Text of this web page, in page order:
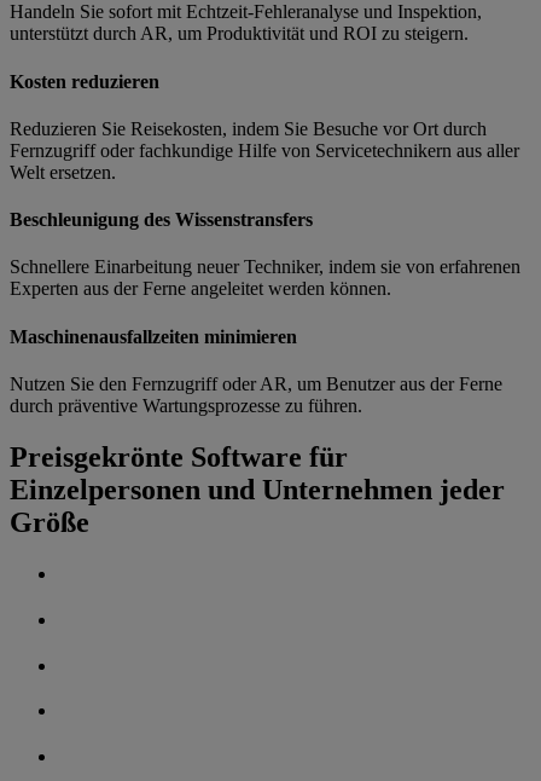
Handeln Sie sofort mit Echtzeit-Fehleranalyse und Inspektion,
unterstützt durch AR, um Produktivität und ROI zu steigern.
Kosten reduzieren
Reduzieren Sie Reisekosten, indem Sie Besuche vor Ort durch
Fernzugriff oder fachkundige Hilfe von Servicetechnikern aus aller
Welt ersetzen.
Beschleunigung des Wissenstransfers
Schnellere Einarbeitung neuer Techniker, indem sie von erfahrenen
Experten aus der Ferne angeleitet werden können.
Maschinenausfallzeiten minimieren
Nutzen Sie den Fernzugriff oder AR, um Benutzer aus der Ferne
durch präventive Wartungsprozesse zu führen.
Preisgekrönte Software für
Einzelpersonen und Unternehmen jeder
Größe